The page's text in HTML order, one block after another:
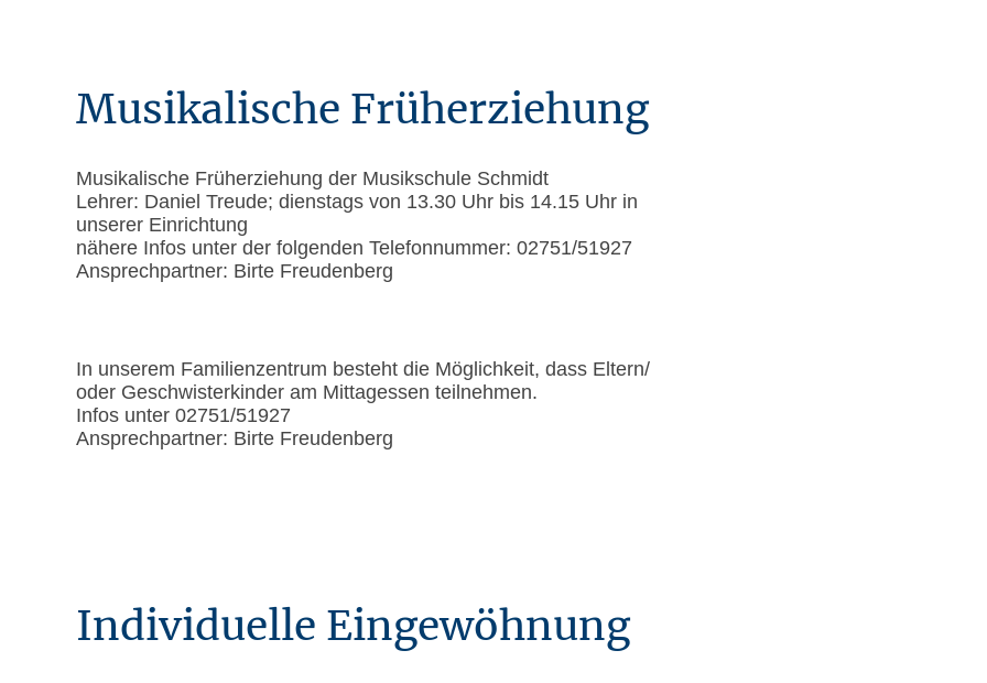
Musikalische Früherziehung
Musikalische Früherziehung der Musikschule Schmidt
Lehrer: Daniel Treude; dienstags von 13.30 Uhr bis 14.15 Uhr in
unserer Einrichtung
nähere Infos unter der folgenden Telefonnummer: 02751/51927
Ansprechpartner: Birte Freudenberg
In unserem Familienzentrum besteht die Möglichkeit, dass Eltern/
oder Geschwisterkinder am Mittagessen teilnehmen.
Infos unter 02751/51927
Ansprechpartner: Birte Freudenberg
Individuelle Eingewöhnung